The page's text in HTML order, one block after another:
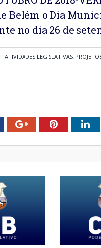
Belém o Dia
no dia 26 de
ATIVIDADES LEGISLATIVAS,
Google+Pinterest